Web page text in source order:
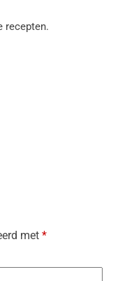
recepten.
met *